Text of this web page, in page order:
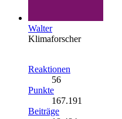
Walter
Klimaforscher
Reaktionen
56
Punkte
167.191
Beiträge